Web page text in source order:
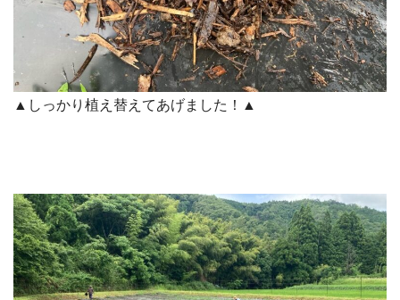
▲しっかり植え替えてあげました！▲